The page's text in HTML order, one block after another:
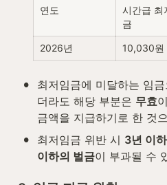
연도
시간급 최
금
2026년 10,030원
•
최저임금에 미달하는 임
더라도 해당 부분은 무효
금액을 지급하기로 한 것
• 최저임금 위반 시 3년 이
이하의 벌금이 부과될 수